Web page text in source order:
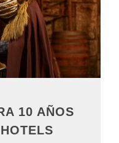
10 AÑOS